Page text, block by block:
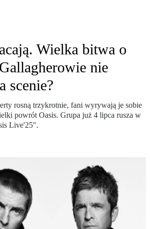
Wielka bitwa o
nie
scenie?
rosną trzykrotnie, fani wyrywają je sobie
powrót Oasis. Grupa już 4 lipca rusza w
Live'25".